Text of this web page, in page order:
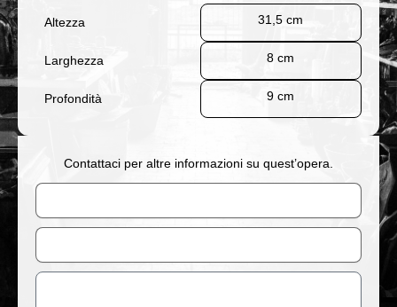
Altezza 31,5 cm
Larghezza 8 cm
Profondità 9 cm
Contattaci per altre informazioni su quest’opera.
Nome
Email
Messaggio